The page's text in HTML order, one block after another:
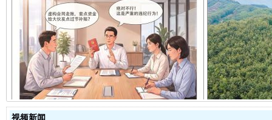
揭开“小金库”的免责幌子
视频新闻